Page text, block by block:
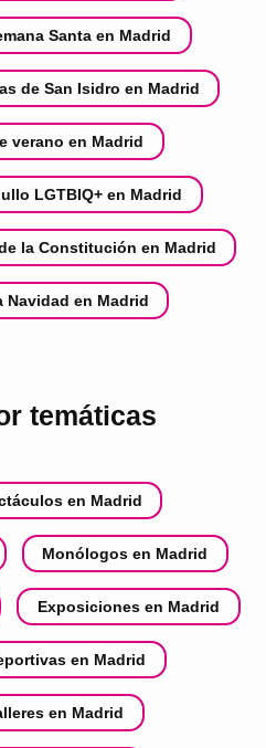
Santa en Madrid
de San Isidro en Madrid
verano en Madrid
LGTBIQ+ en Madrid
la Constitución en Madrid
Navidad en Madrid
temáticas
en Madrid
Monólogos en Madrid
Exposiciones en Madrid
en Madrid
en Madrid